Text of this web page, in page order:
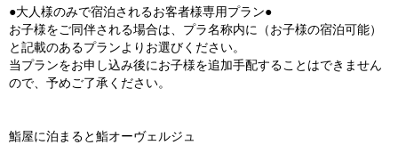
●大人様のみで宿泊されるお客者様専用プラン●
お子様をご同伴される場合は、プラ名称内に（お子様の宿泊可能）
と記載のあるプランよりお選びください。
当プランをお申し込み後にお子様を追加手配することはできません
ので、予めご了承ください。
鮨屋に泊まると鮨オーヴェルジュ